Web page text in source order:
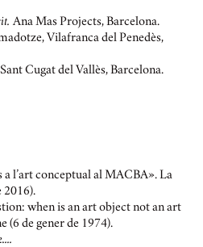
Ana Mas Projects, Barcelona.
Vilafranca del Penedès,
Cugat del Vallès, Barcelona.
l’art conceptual al MACBA». La
2016).
when is an art object not an art
(6 de gener de 1974).